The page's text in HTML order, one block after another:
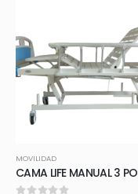
MOVILIDAD